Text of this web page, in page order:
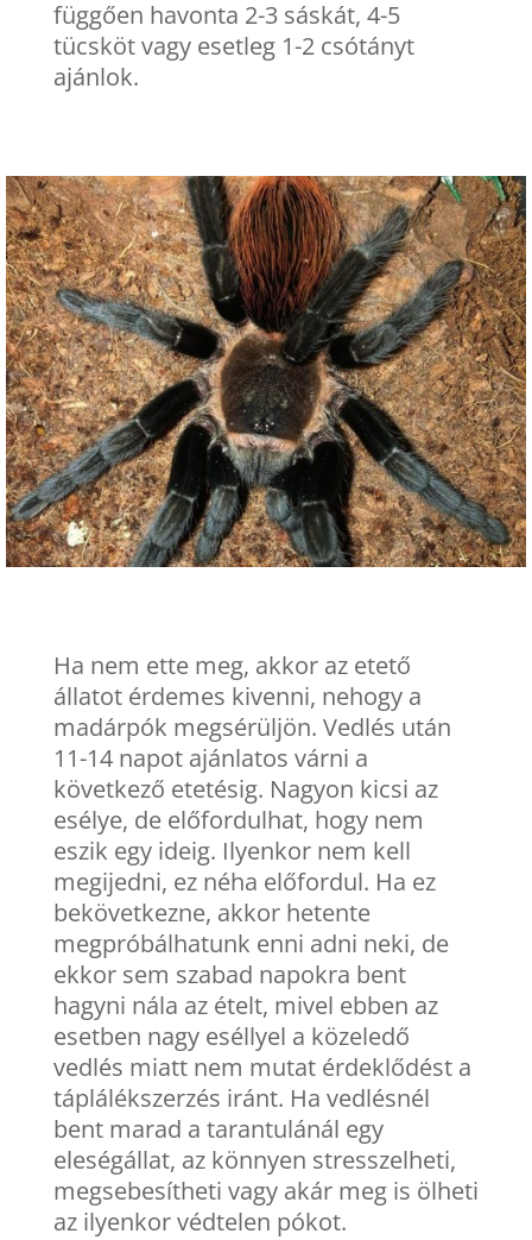
függően havonta 2-3 sáskát, 4-5
tücsköt vagy esetleg 1-2 csótányt
ajánlok.
Ha nem ette meg, akkor az etető
állatot érdemes kivenni, nehogy a
madárpók megsérüljön. Vedlés után
11-14 napot ajánlatos várni a
következő etetésig. Nagyon kicsi az
esélye, de előfordulhat, hogy nem
eszik egy ideig. Ilyenkor nem kell
megijedni, ez néha előfordul. Ha ez
bekövetkezne, akkor hetente
megpróbálhatunk enni adni neki, de
ekkor sem szabad napokra bent
hagyni nála az ételt, mivel ebben az
esetben nagy eséllyel a közeledő
vedlés miatt nem mutat érdeklődést a
táplálékszerzés iránt. Ha vedlésnél
bent marad a tarantulánál egy
eleségállat, az könnyen stresszelheti,
megsebesítheti vagy akár meg is ölheti
az ilyenkor védtelen pókot.